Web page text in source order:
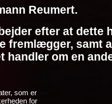
Reumert.
efter at
fremlægger, samt
handler om en